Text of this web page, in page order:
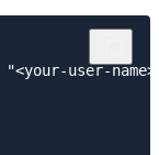
user-